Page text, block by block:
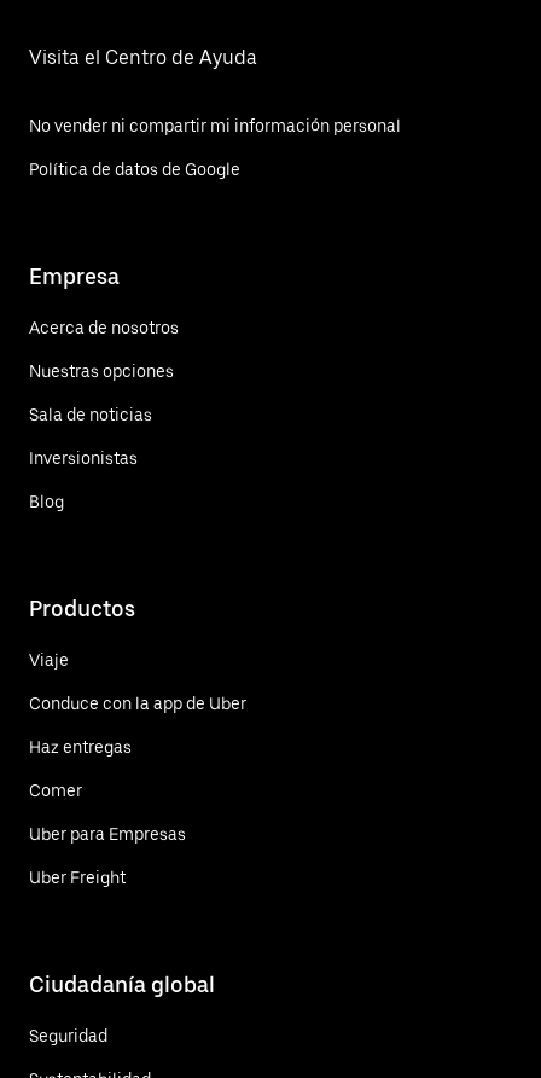
Visita el Centro de Ayuda
No vender ni compartir mi información personal
Política de datos de Google
Empresa
Acerca de nosotros
Nuestras opciones
Sala de noticias
Inversionistas
Blog
Productos
Viaje
Conduce con la app de Uber
Haz entregas
Comer
Uber para Empresas
Uber Freight
Ciudadanía global
Seguridad